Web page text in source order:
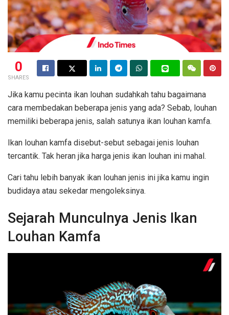
0
SHARES
Jika kamu pecinta ikan louhan sudahkah tahu bagaimana
cara membedakan beberapa jenis yang ada? Sebab, louhan
memiliki beberapa jenis, salah satunya ikan louhan kamfa.
Ikan louhan kamfa disebut-sebut sebagai jenis louhan
tercantik. Tak heran jika harga jenis ikan louhan ini mahal.
Cari tahu lebih banyak ikan louhan jenis ini jika kamu ingin
budidaya atau sekedar mengoleksinya.
Sejarah Munculnya Jenis Ikan
Louhan Kamfa